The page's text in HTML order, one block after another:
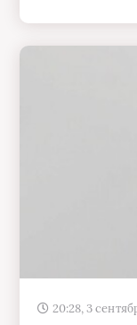
20:28, 3
Cómo definir